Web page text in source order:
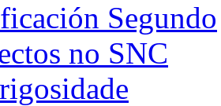
Segundo
no SNC